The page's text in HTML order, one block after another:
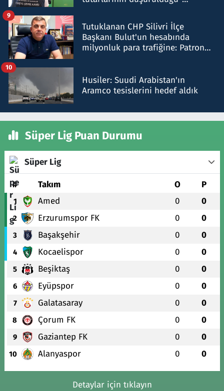
Tutuklanan CHP Silivri İlçe
Başkanı Bulut'un hesabında
milyonluk para trafiğine: Patron
9
Husiler: Suudi Arabistan'ın
Aramco tesislerini hedef aldık
10
Süper Lig Puan Durumu
Süper Lig
# Takım O P
1 Amed 0 0
2 Erzurumspor FK 0 0
3 Başakşehir 0 0
4 Kocaelispor 0 0
5 Beşiktaş 0 0
6 Eyüpspor 0 0
7 Galatasaray 0 0
8 Çorum FK 0 0
9 Gaziantep FK 0 0
10 Alanyaspor 0 0
Detaylar için tıklayın